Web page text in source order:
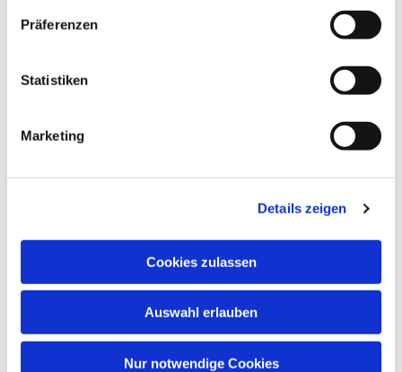
Präferenzen
Statistiken
Marketing
Details zeigen
Cookies zulassen
Auswahl erlauben
Nur notwendige Cookies